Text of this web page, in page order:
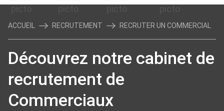
ACCUEIL RECRUTEMENT RECRUTER UN COMMERCIAL
Découvrez notre cabinet de
recrutement de
Commerciaux